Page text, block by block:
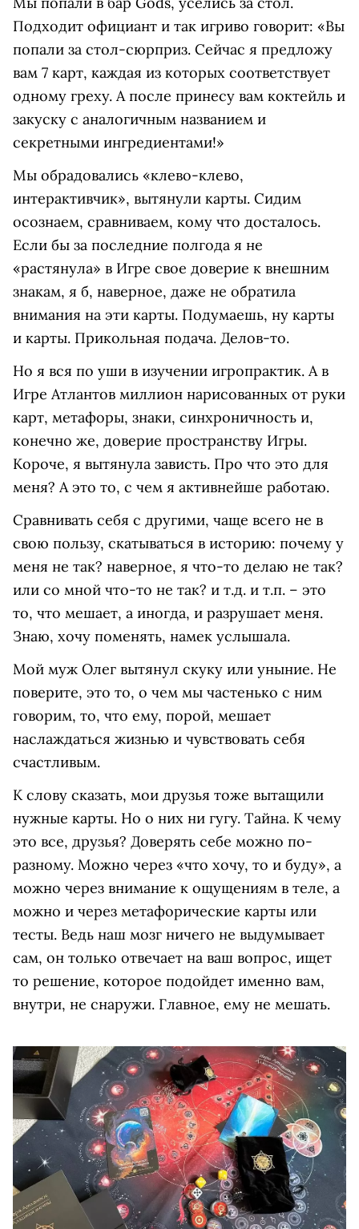
Подходит официант и так игриво говорит: «Вы
попали за стол-сюрприз. Сейчас я предложу
вам 7 карт, каждая из которых соответствует
одному греху. А после принесу вам коктейль и
закуску с аналогичным названием и
секретными ингредиентами!»
Мы обрадовались «клево-клево,
интерактивчик», вытянули карты. Сидим
осознаем, сравниваем, кому что досталось.
Если бы за последние полгода я не
«растянула» в Игре свое доверие к внешним
знакам, я б, наверное, даже не обратила
внимания на эти карты. Подумаешь, ну карты
и карты. Прикольная подача. Делов-то.
Но я вся по уши в изучении игропрактик. А в
Игре Атлантов миллион нарисованных от руки
карт, метафоры, знаки, синхроничность и,
конечно же, доверие пространству Игры.
Короче, я вытянула зависть. Про что это для
меня? А это то, с чем я активнейше работаю.
Сравнивать себя с другими, чаще всего не в
свою пользу, скатываться в историю: почему у
меня не так? наверное, я что-то делаю не так?
или со мной что-то не так? и т.д. и т.п. – это
то, что мешает, а иногда, и разрушает меня.
Знаю, хочу поменять, намек услышала.
Мой муж Олег вытянул скуку или уныние. Не
поверите, это то, о чем мы частенько с ним
говорим, то, что ему, порой, мешает
наслаждаться жизнью и чувствовать себя
счастливым.
К слову сказать, мои друзья тоже вытащили
нужные карты. Но о них ни гугу. Тайна. К чему
это все, друзья? Доверять себе можно по-
разному. Можно через «что хочу, то и буду», а
можно через внимание к ощущениям в теле, а
можно и через метафорические карты или
тесты. Ведь наш мозг ничего не выдумывает
сам, он только отвечает на ваш вопрос, ищет
то решение, которое подойдет именно вам,
внутри, не снаружи. Главное, ему не мешать.